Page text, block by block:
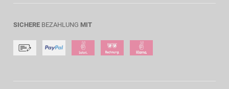
SICHERE BEZAHLUNG MIT